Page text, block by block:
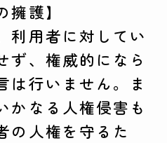
護】
利用者に対してい
ず、権威的になら
は行いません。ま
かなる人権侵害も
の人権を守るた